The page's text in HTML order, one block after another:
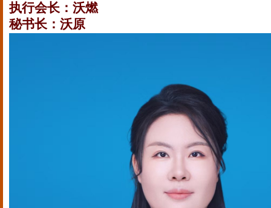
执行会长：沃燃
秘书长：沃原